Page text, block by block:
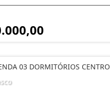
03 DORMITÓRIOS CENTRO